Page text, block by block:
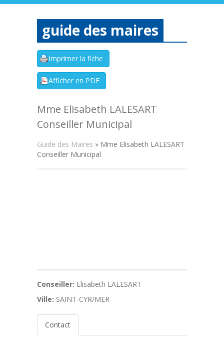
guide des maires
Mme Elisabeth LALESART
Conseiller Municipal
Guide des Maires » Mme Elisabeth LALESART
Conseiller Municipal
Conseiller: Elisabeth LALESART
Ville: SAINT-CYR/MER
Contact